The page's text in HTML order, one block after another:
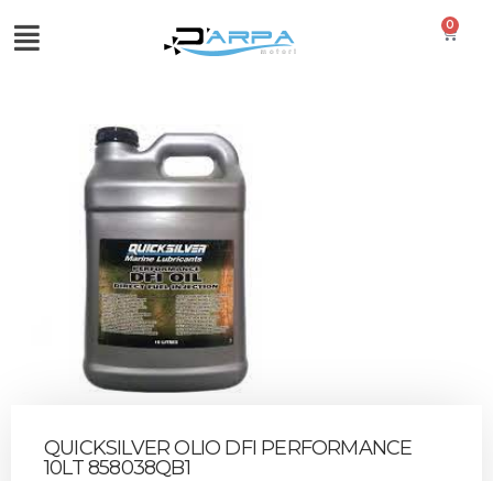
0
QUICKSILVER OLIO DFI PERFORMANCE
10LT 858038QB1